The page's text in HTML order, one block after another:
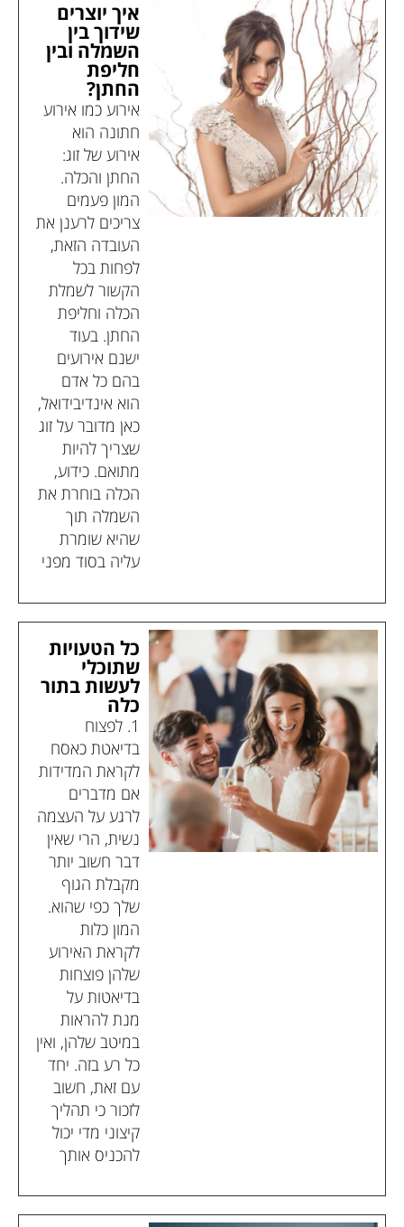
איך יוצרים
שידוך בין
השמלה ובין
חליפת
החתן?
אירוע כמו אירוע
חתונה הוא
אירוע של זוג:
החתן והכלה.
המון פעמים
צריכים לרענן את
העובדה הזאת,
לפחות בכל
הקשור לשמלת
הכלה וחליפת
החתן. בעוד
ישנם אירועים
בהם כל אדם
הוא אינדיבידואל,
כאן מדובר על זוג
שצריך להיות
מתואם. כידוע,
הכלה בוחרת את
השמלה תוך
שהיא שומרת
עליה בסוד מפני
כל הטעויות
שתוכלי
לעשות בתור
כלה
1. לפצוח
בדיאטת כאסח
לקראת המדידות
אם מדברים
לרגע על העצמה
נשית, הרי שאין
דבר חשוב יותר
מקבלת הגוף
שלך כפי שהוא.
המון כלות
לקראת האירוע
שלהן פוצחות
בדיאטות על
מנת להראות
במיטב שלהן, ואין
כל רע בזה. יחד
עם זאת, חשוב
לזכור כי תהליך
קיצוני מדי יכול
להכניס אותך